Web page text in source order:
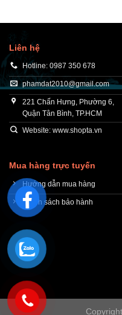
Liên hệ
Hotline: 0987 350 678
phamdat2010@gmail.com
221 Chấn Hưng, Phường 6,
Quận Tân Bình, TP.HCM
Website: www.shopta.vn
Mua hàng trực tuyến
Hướng dẫn mua hàng
Chính sách bảo hành